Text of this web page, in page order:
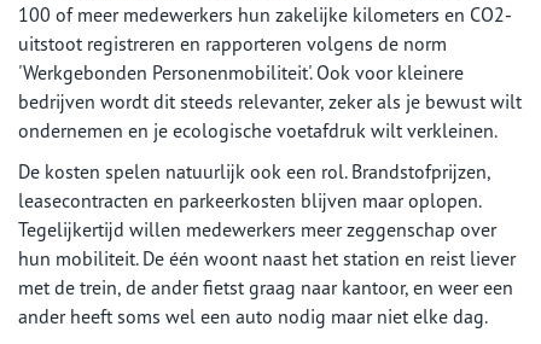
100 of meer medewerkers hun zakelijke kilometers en CO2-
uitstoot registreren en rapporteren volgens de norm
'Werkgebonden Personenmobiliteit'. Ook voor kleinere
bedrijven wordt dit steeds relevanter, zeker als je bewust wilt
ondernemen en je ecologische voetafdruk wilt verkleinen.
De kosten spelen natuurlijk ook een rol. Brandstofprijzen,
leasecontracten en parkeerkosten blijven maar oplopen.
Tegelijkertijd willen medewerkers meer zeggenschap over
hun mobiliteit. De één woont naast het station en reist liever
met de trein, de ander fietst graag naar kantoor, en weer een
ander heeft soms wel een auto nodig maar niet elke dag.